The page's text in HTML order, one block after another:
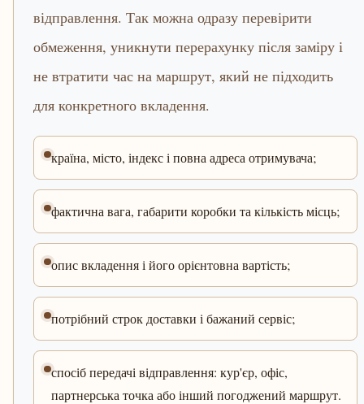
відправлення. Так можна одразу перевірити
обмеження, уникнути перерахунку після заміру і
не втратити час на маршрут, який не підходить
для конкретного вкладення.
країна, місто, індекс і повна адреса отримувача;
фактична вага, габарити коробки та кількість місць;
опис вкладення і його орієнтовна вартість;
потрібний строк доставки і бажаний сервіс;
спосіб передачі відправлення: кур'єр, офіс,
партнерська точка або інший погоджений маршрут.